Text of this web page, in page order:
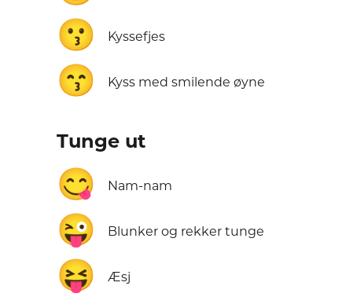
😗 Kyssefjes
😙 Kyss med smilende øyne
Tunge ut
😋 Nam-nam
😜 Blunker og rekker tunge
😝 Æsj